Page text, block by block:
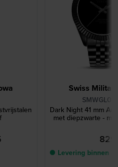
Swiss
Dark Night 41 mm
met diepzwarte -
● Levering binnen